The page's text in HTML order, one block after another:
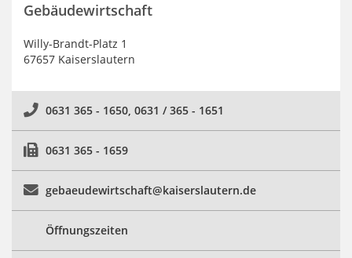
Gebäudewirtschaft
Willy-Brandt-Platz 1
67657 Kaiserslautern
0631 365 - 1650, 0631 / 365 - 1651
0631 365 - 1659
gebaeudewirtschaft@kaiserslautern.de
Öffnungszeiten